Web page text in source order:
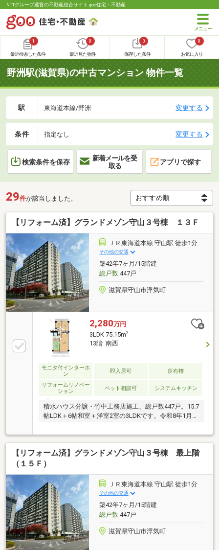
NTTグループ運営の不動産総合サイト goo住宅・不動産
1
最近検索した条件
0
最近見た物件
0
保存した条件
0
お気に入り
野洲駅(滋賀県)の中古マンション 物件一覧
駅 東海道本線/野洲 変更する
条件 指定なし 変更する
検索条件を保存
新着メールを受
取る
アプリで探す
29件が該当しました。
【リフォーム済】グランドメゾン守山３号棟 １３Ｆ
ＪＲ東海道本線 守山駅 徒歩1分
その他の交通
築42年7ヶ月/15階建
総戸数447戸
滋賀県守山市浮気町
2,280万円
3LDK 75.15m2
13階 南西
モニタ付インターホ
ン
即入居可 所有権
リフォームリノベー
ション
ペット相談可 システムキッチン
積水ハウス分譲・竹中工務店施工、総戸数447戸。15.7
帖LDK＋6帖和室＋洋室2室の3LDKです。令和8年1月、
ワー・水栓交換、トイレ・モニター付インターホン新
調、全室クロス張替え、カーペット交換、CF張替え、
畳表替え、ハウスクリーニングを実施。南西・北東の
2面バルコニーから13階の開放的な眺望を楽しめま
郵便局約300m、キリン堂約500mと生活施設が徒歩圏
内。空家・即時引渡し可。守山駅東口再整備基本計画
策定済みで、今後の駅前利便性向上にも期待できま
す。※計画内容は変更の可能性があります。
【リフォーム済】グランドメゾン守山３号棟 最上階
（１５Ｆ）
ＪＲ東海道本線 守山駅 徒歩1分
その他の交通
築42年7ヶ月/15階建
総戸数447戸
滋賀県守山市浮気町